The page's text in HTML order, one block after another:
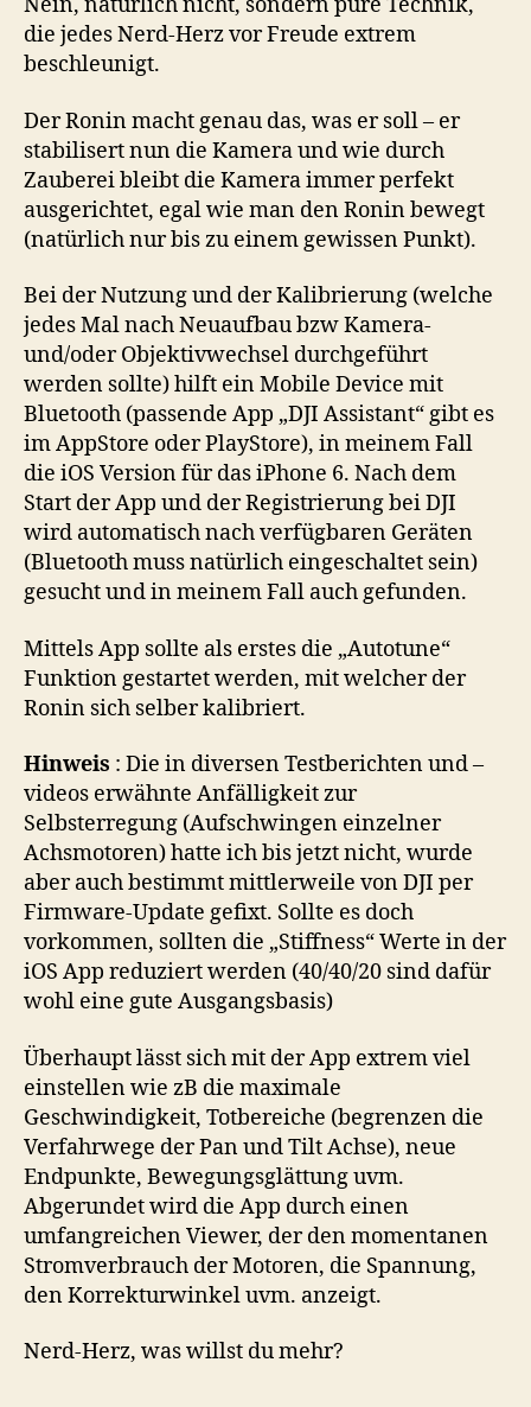
die jedes Nerd-Herz vor Freude extrem
beschleunigt.
Der Ronin macht genau das, was er soll – er
stabilisert nun die Kamera und wie durch
Zauberei bleibt die Kamera immer perfekt
ausgerichtet, egal wie man den Ronin bewegt
(natürlich nur bis zu einem gewissen Punkt).
Bei der Nutzung und der Kalibrierung (welche
jedes Mal nach Neuaufbau bzw Kamera-
und/oder Objektivwechsel durchgeführt
werden sollte) hilft ein Mobile Device mit
Bluetooth (passende App „DJI Assistant“ gibt es
im AppStore oder PlayStore), in meinem Fall
die iOS Version für das iPhone 6. Nach dem
Start der App und der Registrierung bei DJI
wird automatisch nach verfügbaren Geräten
(Bluetooth muss natürlich eingeschaltet sein)
gesucht und in meinem Fall auch gefunden.
Mittels App sollte als erstes die „Autotune“
Funktion gestartet werden, mit welcher der
Ronin sich selber kalibriert.
Hinweis : Die in diversen Testberichten und –
videos erwähnte Anfälligkeit zur
Selbsterregung (Aufschwingen einzelner
Achsmotoren) hatte ich bis jetzt nicht, wurde
aber auch bestimmt mittlerweile von DJI per
Firmware-Update gefixt. Sollte es doch
vorkommen, sollten die „Stiffness“ Werte in der
iOS App reduziert werden (40/40/20 sind dafür
wohl eine gute Ausgangsbasis)
Überhaupt lässt sich mit der App extrem viel
einstellen wie zB die maximale
Geschwindigkeit, Totbereiche (begrenzen die
Verfahrwege der Pan und Tilt Achse), neue
Endpunkte, Bewegungsglättung uvm.
Abgerundet wird die App durch einen
umfangreichen Viewer, der den momentanen
Stromverbrauch der Motoren, die Spannung,
den Korrekturwinkel uvm. anzeigt.
Nerd-Herz, was willst du mehr?